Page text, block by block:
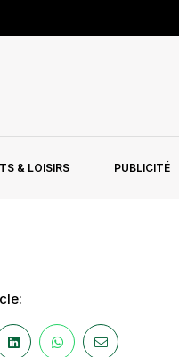
& LOISIRS PUBLICITÉ